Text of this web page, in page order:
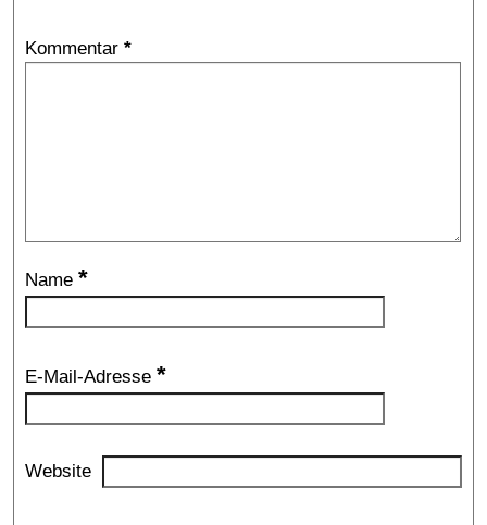
Kommentar *
Name *
E-Mail-Adresse *
Website